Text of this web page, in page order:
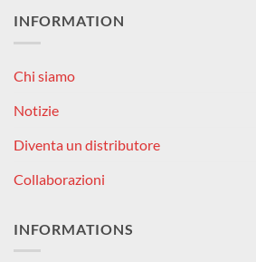
INFORMATION
Chi siamo
Notizie
Diventa un distributore
Collaborazioni
INFORMATIONS